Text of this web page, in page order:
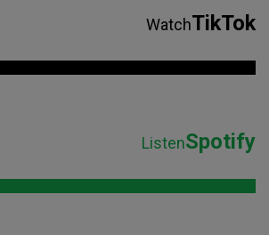
WatchTikTok
ListenSpotify